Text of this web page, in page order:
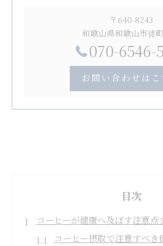
〒640-8243
和歌山県和歌山市徒
070-6546-
お問い合わせはこ
目次
コーヒーが健康へ及ぼす注意点
コーヒー摂取で注意すべき